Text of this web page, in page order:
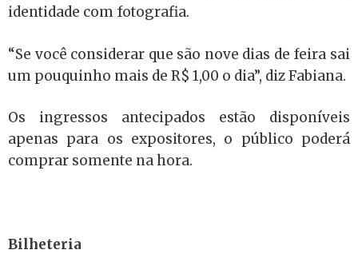
identidade com fotografia.
“Se você considerar que são nove dias de feira sai
um pouquinho mais de R$ 1,00 o dia”, diz Fabiana.
Os ingressos antecipados estão disponíveis
apenas para os expositores, o público poderá
comprar somente na hora.
Bilheteria